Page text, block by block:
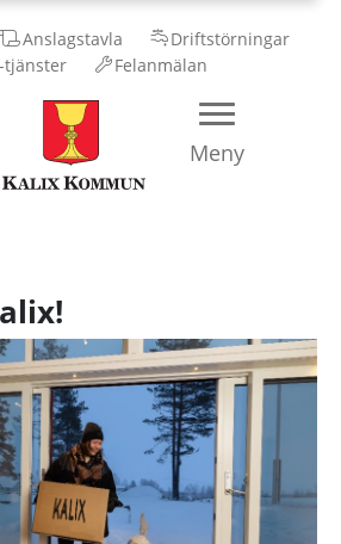
Anslagstavla
Driftstörningar
tjänster
Felanmälan
Kalix
Kommun
Meny